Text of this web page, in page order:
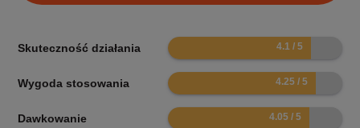
Skuteczność działania 8.2
Wygoda stosowania 8.5
Dawkowanie 8.1